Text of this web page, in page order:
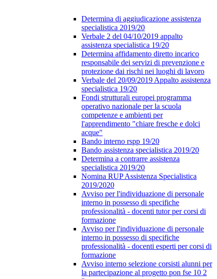
Determina di aggiudicazione assistenza
specialistica 2019/20
Verbale 2 del 04/10/2019 appalto
assistenza specialistica 19/20
Determina affidamento diretto incarico
responsabile dei servizi di prevenzione e
protezione dai rischi nei luoghi di lavoro
Verbale del 20/09/2019 Appalto assistenza
specialistica 19/20
Fondi strutturali europei programma
operativo nazionale per la scuola
competenze e ambienti per
l'apprendimento "chiare fresche e dolci
acque"
Bando interno rspp 19/20
Bando assistenza specialistica 2019/20
Determina a contrarre assistenza
specialistica 2019/20
Nomina RUP Assistenza Specialistica
2019/2020
Avviso per l'individuazione di personale
interno in possesso di specifiche
professionalità - docenti tutor per corsi di
formazione
Avviso per l'individuazione di personale
interno in possesso di specifiche
professionalità - docenti esperti per corsi di
formazione
Avviso interno selezione corsisti alunni per
la partecipazione al progetto pon fse 10 2